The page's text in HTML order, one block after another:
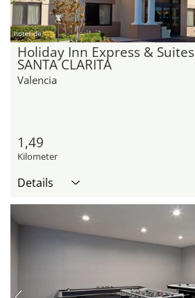
hotel.de
Holiday Inn Express & Suites
SANTA CLARITA
Valencia
1,49
Kilometer
Details